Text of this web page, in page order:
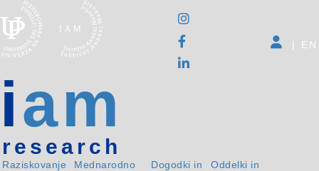
iam
research
Raziskovanje
Mednarodno
Dogodki in
Oddelki in
| EN